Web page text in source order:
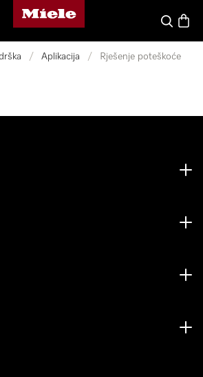
Miele početna stranica
Pretraga
/ Aplikacija / Rješenje poteškoće